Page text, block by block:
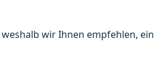
wir Ihnen empfehlen,